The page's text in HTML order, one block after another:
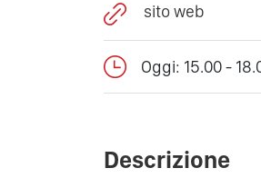
sito web
Oggi: 15.00 -
Descrizione